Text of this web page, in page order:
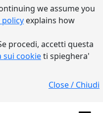
we assume you
policy explains how
procedi, accetti questa
sui cookieti spieghera'
Close / Chiudi